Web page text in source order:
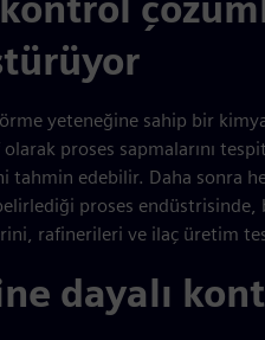
yeteneğine sahip bir
proses sapmalarını
tahmin edebilir. Daha sonra
belirlediği proses
rafinerileri ve ilaç üretim
dayalı